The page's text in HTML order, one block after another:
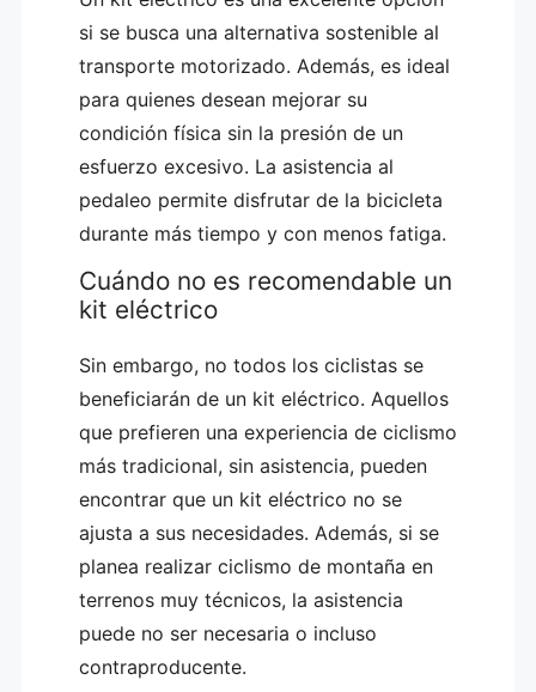
si se busca una alternativa sostenible al
transporte motorizado. Además, es ideal
para quienes desean mejorar su
condición física sin la presión de un
esfuerzo excesivo. La asistencia al
pedaleo permite disfrutar de la bicicleta
durante más tiempo y con menos fatiga.
Cuándo no es recomendable un
kit eléctrico
Sin embargo, no todos los ciclistas se
beneficiarán de un kit eléctrico. Aquellos
que prefieren una experiencia de ciclismo
más tradicional, sin asistencia, pueden
encontrar que un kit eléctrico no se
ajusta a sus necesidades. Además, si se
planea realizar ciclismo de montaña en
terrenos muy técnicos, la asistencia
puede no ser necesaria o incluso
contraproducente.